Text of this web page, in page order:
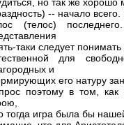
-- начало
(телос)
таки следует
для
и
его натуру
поэтому в том,
тогда игра была бы